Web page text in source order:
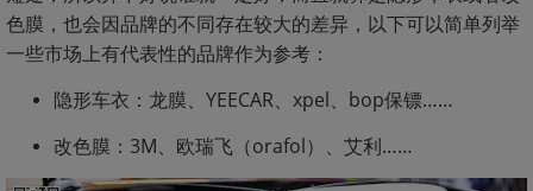
色膜，也会因品牌的不同存在较大的差异，以下可以简单列举
一些市场上有代表性的品牌作为参考：
隐形车衣：龙膜、YEECAR、xpel、bop保镖……
改色膜：3M、欧瑞飞（orafol）、艾利……